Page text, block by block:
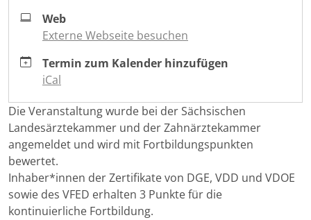
Onkologie
06-
24T16:00:00+02:00
06-
24T19:00:00+02:00
Web
Externe Webseite besuchen
Termin zum Kalender hinzufügen
iCal
Die Veranstaltung wurde bei der Sächsischen
Landesärztekammer und der Zahnärztekammer
angemeldet und wird mit Fortbildungspunkten
bewertet.
Inhaber*innen der Zertifikate von DGE, VDD und VDOE
sowie des VFED erhalten 3 Punkte für die
kontinuierliche Fortbildung.